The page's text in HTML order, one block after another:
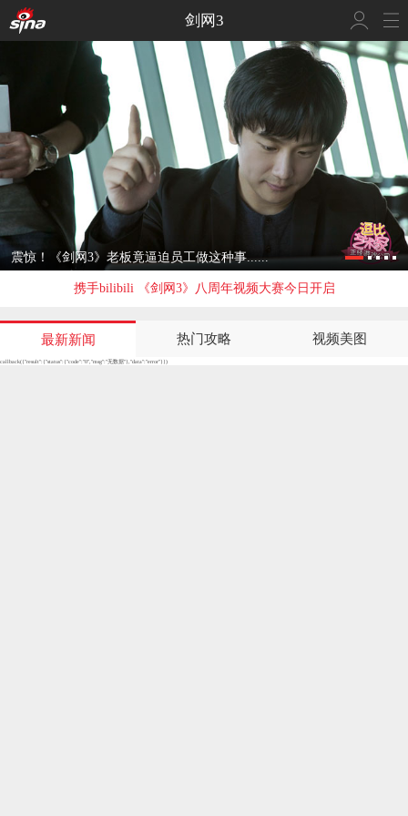
剑网3
震惊！《剑网3》老板竟逼迫员工做这种事......
携手bilibili 《剑网3》八周年视频大赛今日开启
最新新闻 热门攻略 视频美图
callback({"result":{"status":{"code":"0","msg":"无数据"},"data":"error"}})